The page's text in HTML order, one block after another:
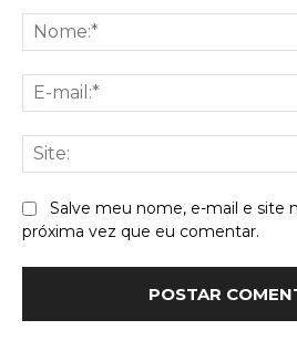
Salve meu nome, e-mail e site
próxima vez que eu comentar.